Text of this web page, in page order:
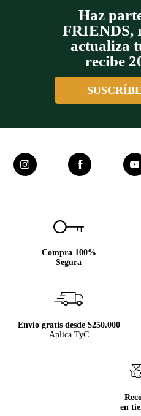
Haz
FRIENDS,
actualiza
recibe
Compra 100%
Segura
Envío gratis desde $250.000
Aplica TyC
en